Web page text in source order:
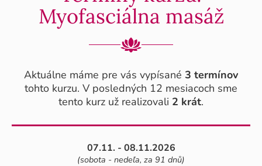
Myofasciálna masáž
Aktuálne máme pre vás vypísané 3 termínov
tohto kurzu. V posledných 12 mesiacoch sme
tento kurz už realizovali 2 krát.
07.11. - 08.11.2026
(sobota - nedeľa, za 91 dnů)